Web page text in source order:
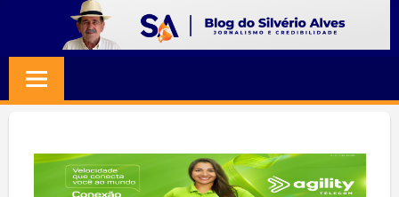
content
SILVERIO
ALVES
Jornalismo
Credibilidade